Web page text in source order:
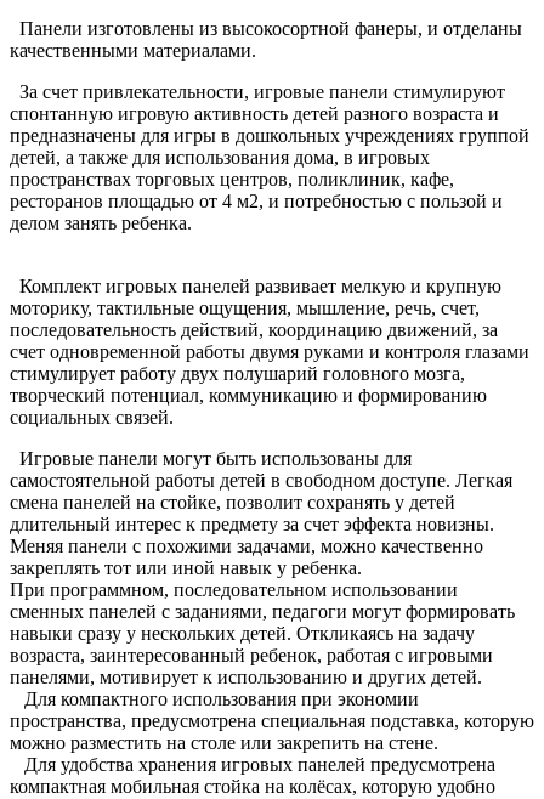
Панели изготовлены из высокосортной фанеры, и отделаны
качественными материалами.
За счет привлекательности, игровые панели стимулируют
спонтанную игровую активность детей разного возраста и
предназначены для игры в дошкольных учреждениях группой
детей, а также для использования дома, в игровых
пространствах торговых центров, поликлиник, кафе,
ресторанов площадью от 4 м2, и потребностью с пользой и
делом занять ребенка.
Комплект игровых панелей развивает мелкую и крупную
моторику, тактильные ощущения, мышление, речь, счет,
последовательность действий, координацию движений, за
счет одновременной работы двумя руками и контроля глазами
стимулирует работу двух полушарий головного мозга,
творческий потенциал, коммуникацию и формированию
социальных связей.
Игровые панели могут быть использованы для
самостоятельной работы детей в свободном доступе. Легкая
смена панелей на стойке, позволит сохранять у детей
длительный интерес к предмету за счет эффекта новизны.
Меняя панели с похожими задачами, можно качественно
закреплять тот или иной навык у ребенка.
При программном, последовательном использовании
сменных панелей с заданиями, педагоги могут формировать
навыки сразу у нескольких детей. Откликаясь на задачу
возраста, заинтересованный ребенок, работая с игровыми
панелями, мотивирует к использованию и других детей.
Для компактного использования при экономии
пространства, предусмотрена специальная подставка, которую
можно разместить на столе или закрепить на стене.
Для удобства хранения игровых панелей предусмотрена
компактная мобильная стойка на колёсах, которую удобно